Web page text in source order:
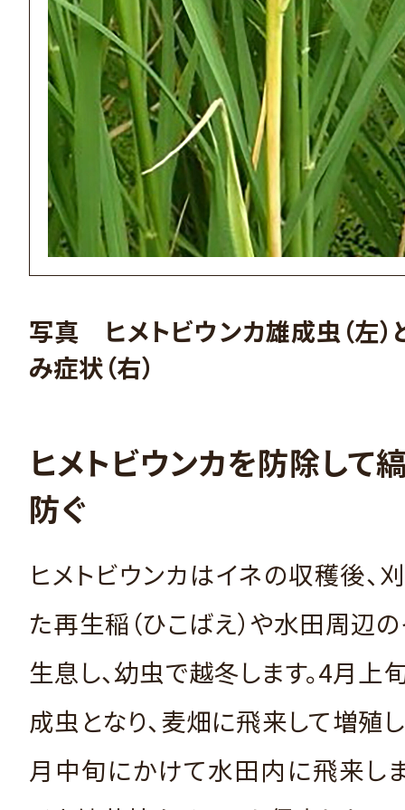
写真 ヒメトビウンカ雄成虫（左）
み症状（右）
ヒメトビウンカを防除して
防ぐ
ヒメトビウンカはイネの収穫後、
た再生稲（ひこばえ）や水田周辺
生息し、幼虫で越冬します。4月上
成虫となり、麦畑に飛来して増殖
月中旬にかけて水田内に飛来し